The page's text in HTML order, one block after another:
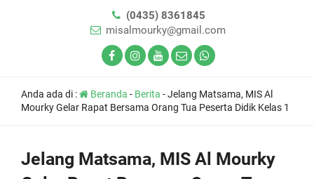
(0435) 8361845
misalmourky@gmail.com
Anda ada di : Beranda - Berita -Jelang Matsama, MIS Al
Mourky Gelar Rapat Bersama Orang Tua Peserta Didik Kelas 1
Jelang Matsama, MIS Al Mourky